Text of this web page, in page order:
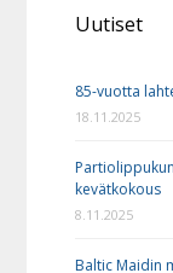
Uutiset
85-vuotta
18.11.2025
kevätkokous
8.11.2025
Baltic Maidin